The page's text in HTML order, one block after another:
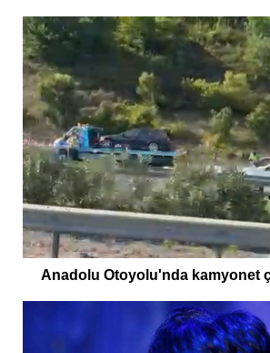
Anadolu Otoyolu'nda kamyonet